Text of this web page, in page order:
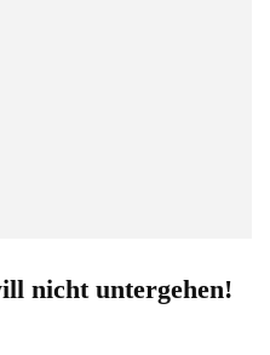
nicht untergehen!